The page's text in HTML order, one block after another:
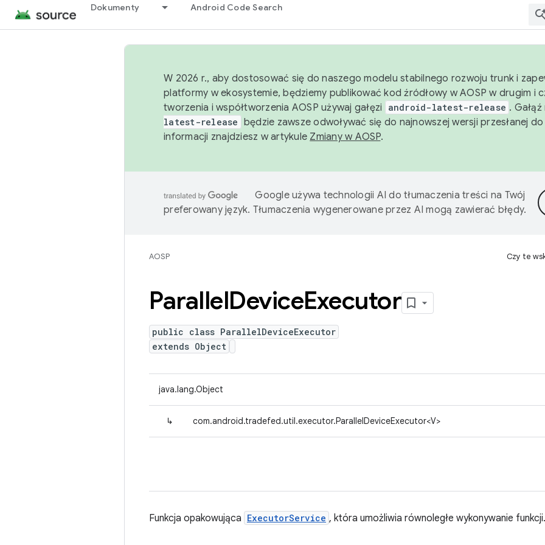
Dokumenty Android Code Search
W 2026 r., aby dostosować się do naszego modelu stabilnego rozwoju trunk i
platformy w ekosystemie, będziemy publikować kod źródłowy w AOSP w drugim i
tworzenia i współtworzenia AOSP używaj gałęzi
android-latest-release .
latest-release będzie zawsze odwoływać się do najnowszej wersji przesłanej do
informacji znajdziesz w artykule Zmiany w AOSP.
Google używa technologii AI do tłumaczenia treści na Twój
preferowany język. Tłumaczenia wygenerowane przez AI mogą zawierać błędy.
AOSP Czy te
ParallelDeviceExecutor
public class ParallelDeviceExecutor
extends Object
java.lang.Object
↳ com.android.tradefed.util.executor.ParallelDeviceExecutor<V>
Funkcja opakowująca ExecutorService , która umożliwia równoległe wykonywanie funkcji.